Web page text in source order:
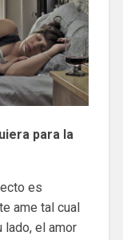
para la
es
ame tal cual
lado, el amor